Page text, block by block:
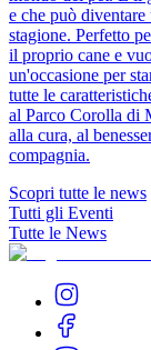
e che può
stagione. Perfetto
il proprio cane e
un'occasione per
tutte le
al Parco Corolla di
alla cura, al
compagnia.
Scopri tutte le news
Tutti gli Eventi
Tutte le News